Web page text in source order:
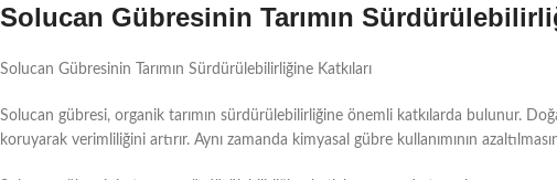
Solucan Gübresinin Tarımın
Solucan Gübresinin Tarımın Sürdürülebilirliğine Katkıları
Solucan gübresi, organik tarımın sürdürülebilirliğine önemli katkılarda bulunur.
koruyarak verimliliğini artırır. Aynı zamanda kimyasal gübre kullanımının